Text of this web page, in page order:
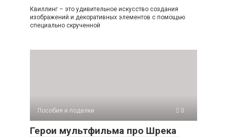
Квиллинг – это удивительное искусство создания
изображений и декоративных элементов с помощью
специально скрученной
Пособия и поделки 0
Герои мультфильма про Шрека